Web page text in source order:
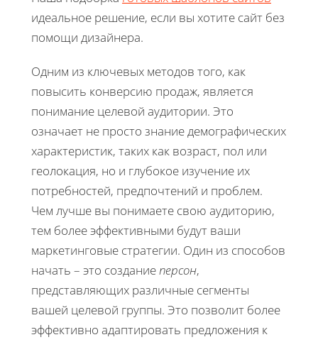
идеальное решение, если вы хотите сайт без
помощи дизайнера.
Одним из ключевых методов того, как
повысить конверсию продаж, является
понимание целевой аудитории. Это
означает не просто знание демографических
характеристик, таких как возраст, пол или
геолокация, но и глубокое изучение их
потребностей, предпочтений и проблем.
Чем лучше вы понимаете свою аудиторию,
тем более эффективными будут ваши
маркетинговые стратегии. Один из способов
начать – это созданиеперсон,
представляющих различные сегменты
вашей целевой группы. Это позволит более
эффективно адаптировать предложения к